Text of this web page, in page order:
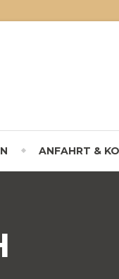
ANFAHRT &